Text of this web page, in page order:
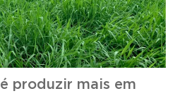
produzir mais em